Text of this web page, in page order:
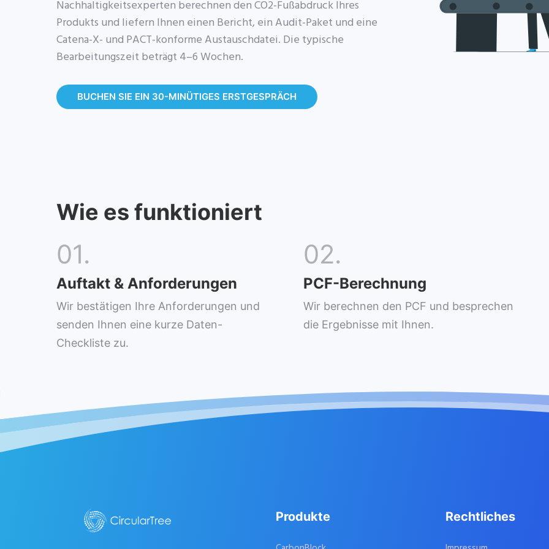
Nachhaltigkeitsexperten berechnen den CO2-Fußabdruck Ihres
Produkts und liefern Ihnen einen Bericht, ein Audit-Paket und eine
Catena-X- und PACT-konforme Austauschdatei. Die typische
Bearbeitungszeit beträgt 4–6 Wochen.
BUCHEN SIE EIN 30-MINÜTIGES ERSTGESPRÄCH
Wie es funktioniert
01.
Auftakt & Anforderungen
Wir bestätigen Ihre Anforderungen und
senden Ihnen eine kurze Daten-
Checkliste zu.
02.
PCF-Berechnung
Wir berechnen den PCF und besprechen
die Ergebnisse mit Ihnen.
Produkte Rechtliches